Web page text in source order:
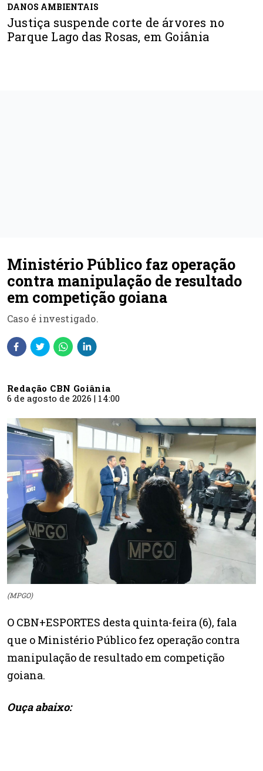
DANOS AMBIENTAIS
Justiça suspende corte de árvores no
Parque Lago das Rosas, em Goiânia
Ministério Público faz operação
contra manipulação de resultado
em competição goiana
Caso é investigado.
Redação CBN Goiânia
6 de agosto de 2026 | 14:00
(MPGO)
O CBN+ESPORTES desta quinta-feira (6), fala
que o Ministério Público fez operação contra
manipulação de resultado em competição
goiana.
Ouça abaixo: